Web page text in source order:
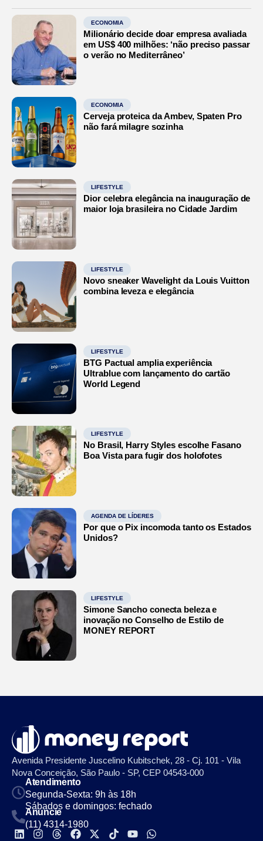
ECONOMIA
Milionário decide doar empresa avaliada
em US$ 400 milhões: ‘não preciso passar
o verão no Mediterrâneo’
ECONOMIA
Cerveja proteica da Ambev, Spaten Pro
não fará milagre sozinha
LIFESTYLE
Dior celebra elegância na inauguração de
maior loja brasileira no Cidade Jardim
LIFESTYLE
Novo sneaker Wavelight da Louis Vuitton
combina leveza e elegância
LIFESTYLE
BTG Pactual amplia experiência
Ultrablue com lançamento do cartão
World Legend
LIFESTYLE
No Brasil, Harry Styles escolhe Fasano
Boa Vista para fugir dos holofotes
AGENDA DE LÍDERES
Por que o Pix incomoda tanto os Estados
Unidos?
LIFESTYLE
Simone Sancho conecta beleza e
inovação no Conselho de Estilo de
MONEY REPORT
Avenida Presidente Juscelino Kubitschek, 28 - Cj. 101 - Vila
Nova Conceição, São Paulo - SP, CEP 04543-000
Atendimento
Segunda-Sexta: 9h às 18h
Sábados e domingos: fechado
Anuncie
(11) 4314-1980